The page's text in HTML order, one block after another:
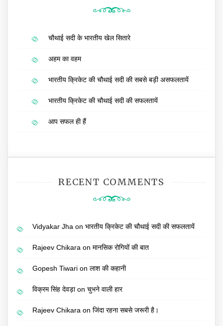
चौथाई सदी के भारतीय खेल सितारे
अहम का वहम
भारतीय क्रिकेट की चौथाई सदी की सबसे बड़ी असफलतायें
भारतीय क्रिकेट की चौथाई सदी की सफलतायें
आप सफल ही हैं
RECENT COMMENTS
Vidyakar Jha on भारतीय क्रिकेट की चौथाई सदी की सफलतायें
Rajeev Chikara on मानसिक रोगियों की बात
Gopesh Tiwari on लाश की कहानी
विक्रम सिंह देवड़ाon चुभने वाली हार
Rajeev Chikara on जिंदा रहना सबसे जरूरी है।